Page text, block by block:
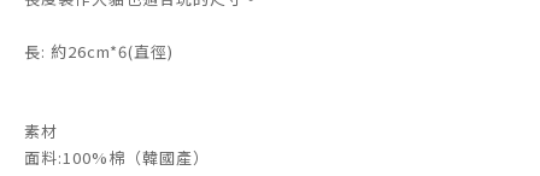
長: 約26cm*6(直徑)
素材
面料:100%棉（韓國產）